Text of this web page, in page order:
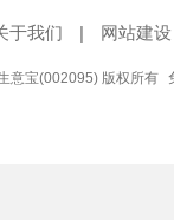
于我们 | 网站建设
意宝(002095) 版权所有